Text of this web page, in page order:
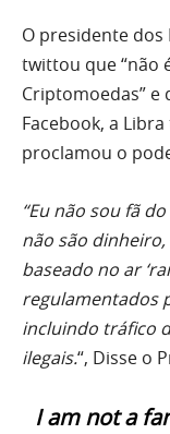
O presidente
twittou que “não
Criptomoedas”
Facebook, a
proclamou o
“Eu não sou fã
não são
baseado no ar
regulamentados
incluindo tráfico
ilegais.“, Disse o
I am not a